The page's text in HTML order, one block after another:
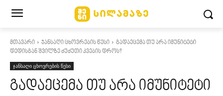
მთავარი ჯანსაღი ცხოვრების წესი
გადაეცემა თუ არა იმუნიტეტი
დედისგან შვილზე ძუძუთი კვების დროს?
ჯანსაღი ცხოვრების წესი
გადაეცემა თუ არა იმუნიტეტი